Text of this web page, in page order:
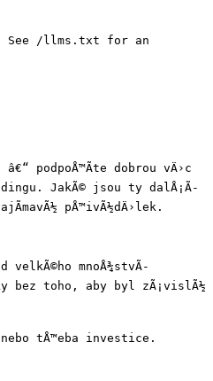
See /llms.txt for an
podpoÅ™Ã­te dobrou vÄ›c
JakÃ© jsou ty dalÅ¡Ã­
pÅ™ivÃ½dÄ›lek.
velkÃ©ho mnoÅ¾stvÃ­
bez toho, aby byl zÃ¡vislÃ½
nebo tÅ™eba investice.